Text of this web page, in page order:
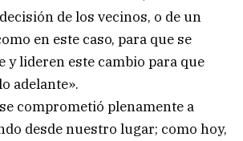
de los vecinos, o de un
en este caso, para que se
y lideren este cambio para que
adelante».
comprometió plenamente a
desde nuestro lugar; como hoy,